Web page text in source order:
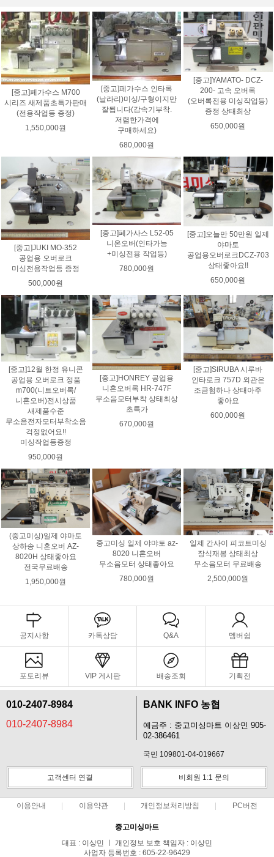
[중고]페가수스 M700
시리즈 새제품초특가판매
(전용작업등 증정)
1,550,000원
[중고]페가수스 인타록
(날라리)미싱/구형이지만
잘됩니다(감속기부착.
저렴한가격에
구매하세요)
680,000원
[중고]YAMATO- DCZ-
200- 고속 오버록
(오버록전용 미싱작업등)
증정 상태최상
650,000원
[중고]JUKI MO-352
공업용 오버로크
미싱전용작업등 증정
500,000원
[중고]페가사스 L52-05
니온오버(인타가능
+미싱전용 작업등)
780,000원
[중고]오늘만 50만원 일제
야마토
공업용오버로크DCZ-703
상태좋아요!!
650,000원
[중고]12월 한정 유니콘
공업용 오버로크 정품
m700(니트오버록/
니혼오버)전시상품
새제품수준
무소음전자모터부착소음
걱정없어요!!
미싱작업등증정
950,000원
[중고]HONREY 공업용
니혼오버록 HR-747F
무소음모터부착 상태최상
초특가
670,000원
[중고]SIRUBA 시루바
인타로크 757D 외관은
조금험하나 상태아주
좋아요
600,000원
(중고미싱)일제 야마토
상하송 니혼오버 AZ-
8020H 상태좋아요
전국무료배송
1,950,000원
중고미싱 일제 야먀토 az-
8020 니혼오버
무소음모터 상태좋아요
780,000원
일제 간사이 피코트미싱
장식재봉 상태최상
무소음모터 무료배송
2,500,000원
공지사항 카톡상담 Q&A 멤버쉽
포토리뷰 VIP 게시판 배송조회 기획전
010-2407-8984
010-2407-8984
BANK INFO 농협
예금주 : 중고미싱마트 이상민 905-
02-386461
국민 109801-04-019667
고객센터 연결 비회원 1:1 문의
이용안내 이용약관 개인정보처리방침 PC버전
중고미싱마트
대표 : 이상민 ㅣ 개인정보 보호 책임자 : 이상민
사업자 등록번호 : 605-22-96429